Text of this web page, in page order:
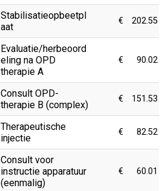
Stabilisatieopbeetpl
aat
€ 202.55
Evaluatie/herbeoord
eling na OPD
therapie A
€ 90.02
Consult OPD-
therapie B (complex)
€ 151.53
Therapeutische
injectie
€ 82.52
Consult voor
instructie apparatuur
(eenmalig)
€ 60.01